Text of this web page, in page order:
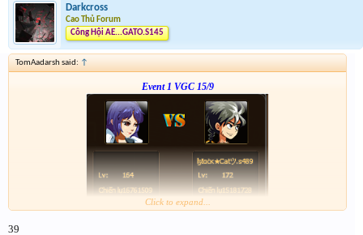
Darkcross
Cao Thủ Forum
Công Hội AE...GATO.S145
TomAadarsh said: ↑
Event 1 VGC 15/9
Click to expand...
39